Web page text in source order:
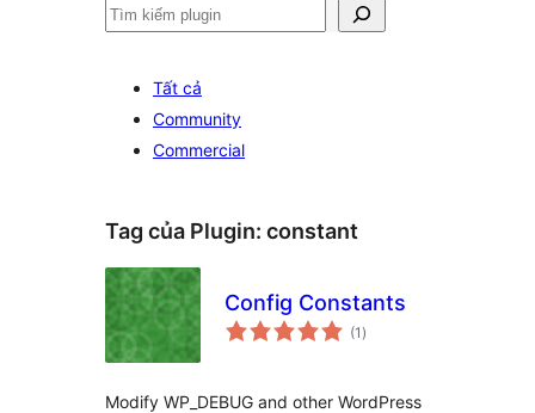
Tìm
Tất cả
Community
Commercial
Tag của Plugin: constant
Config Constants
(1 tổng
đánh
)
Modify WP_DEBUG and other WordPress